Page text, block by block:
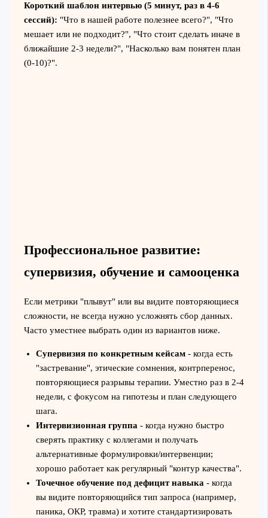
Короткий шаблон интервью (5 минут, раз в 4-6
сессий): "Что в нашей работе полезнее всего?", "Что
мешает или не подходит?", "Что стоит сделать иначе в
ближайшие 2-3 недели?", "Насколько вам понятен план
(0-10)?".
Профессиональное развитие:
супервизия, обучение и самооценка
Если метрики "плывут" или вы видите повторяющиеся
сложности, не всегда нужно усложнять сбор данных.
Часто уместнее выбрать один из вариантов ниже.
Супервизия по конкретным кейсам- когда есть
"застревание", этические сомнения, контрперенос,
повторяющиеся разрывы терапии. Уместно раз в 2-4
недели, с фокусом на гипотезы и план следующего
шага.
Интервизионная группа - когда нужно быстро
сверять практику с коллегами и получать
альтернативные формулировки/интервенции;
хорошо работает как регулярный "контур качества".
Точечное обучение под дефицит навыка - когда
вы видите повторяющийся тип запроса (например,
паника, ОКР, травма) и хотите стандартизировать